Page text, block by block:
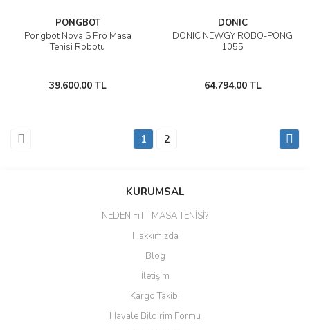
PONGBOT
Pongbot Nova S Pro Masa
Tenisi Robotu
39.600,00 TL
DONIC
DONIC NEWGY ROBO-PONG
1055
64.794,00 TL
1 2
KURUMSAL
NEDEN FiTT MASA TENİSİ?
Hakkımızda
Blog
İletişim
Kargo Takibi
Havale Bildirim Formu